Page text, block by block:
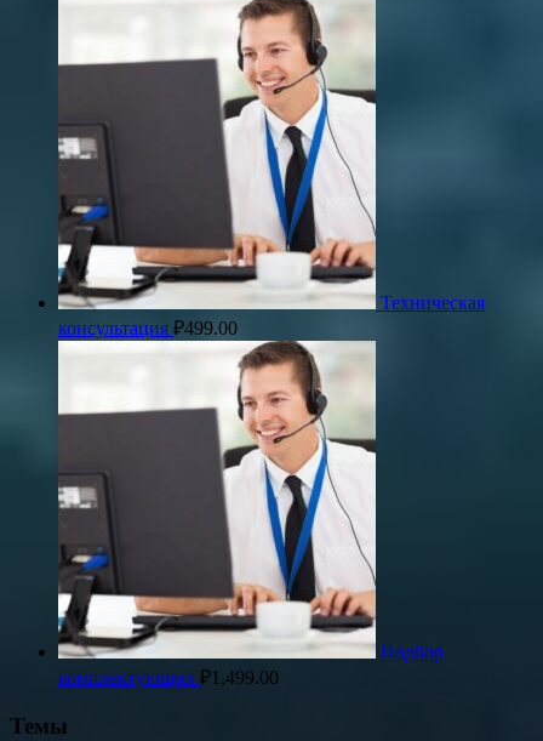
Техническая
консультация ₽499.00
Подбор
комплектующих ₽1,499.00
Темы